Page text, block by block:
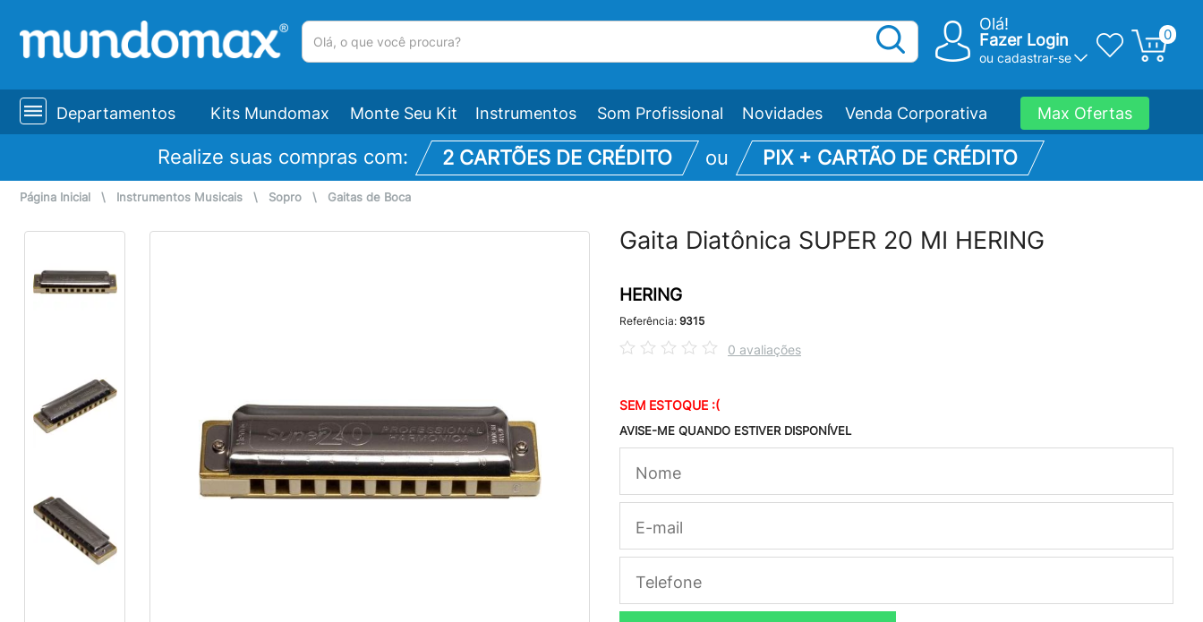
Olá!
Fazer Login
ou cadastrar-se
0
Departamentos Kits Mundomax Monte Seu Kit Instrumentos Som Profissional Novidades Venda Corporativa Max Ofertas
Realize suas compras com: 2 CARTÕES DE CRÉDITO ou PIX + CARTÃO DE CRÉDITO
Página Inicial \ Instrumentos Musicais \ Sopro \ Gaitas de Boca
Gaita Diatônica SUPER 20 MI HERING
HERING
Referência: 9315
0 avaliações
SEM ESTOQUE :(
AVISE-ME QUANDO ESTIVER DISPONÍVEL